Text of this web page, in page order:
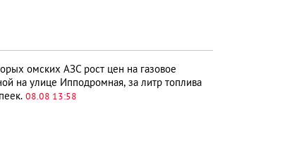
омских АЗС рост цен на газовое
на улице Ипподромная, за литр топлива
08.08 13:58